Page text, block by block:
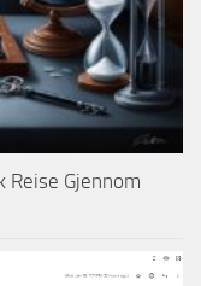
Reise Gjennom